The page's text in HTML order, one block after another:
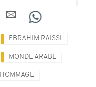
EBRAHIM RAÏSSI
MONDE ARABE
HOMMAGE